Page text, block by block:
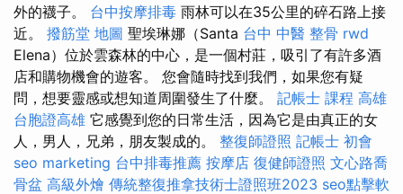
外的襪子。 台中按摩排毒 雨林可以在35公里的碎石路上接
近。 撥筋堂 地圖 聖埃琳娜（Santa 台中 中醫 整骨 rwd
Elena）位於雲森林的中心，是一個村莊，吸引了有許多酒
店和購物機會的遊客。 您會隨時找到我們，如果您有疑
問，想要靈感或想知道周圍發生了什麼。 記帳士 課程 高雄
台胞證高雄 它感覺到您的日常生活，因為它是由真正的女
人，男人，兄弟，朋友製成的。 整復師證照 記帳士 初會
seo marketing 台中排毒推薦 按摩店 復健師證照 文心路喬
骨盆 高級外燴 傳統整復推拿技術士證照班2023 seo點擊軟